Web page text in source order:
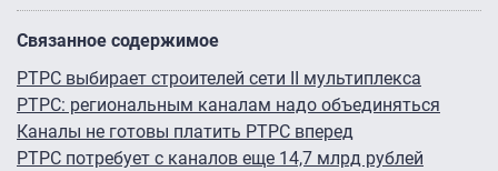
Связанное содержимое
РТРС выбирает строителей сети II мультиплекса
РТРС: региональным каналам надо объединяться
Каналы не готовы платить РТРС вперед
РТРС потребует с каналов еще 14,7 млрд рублей